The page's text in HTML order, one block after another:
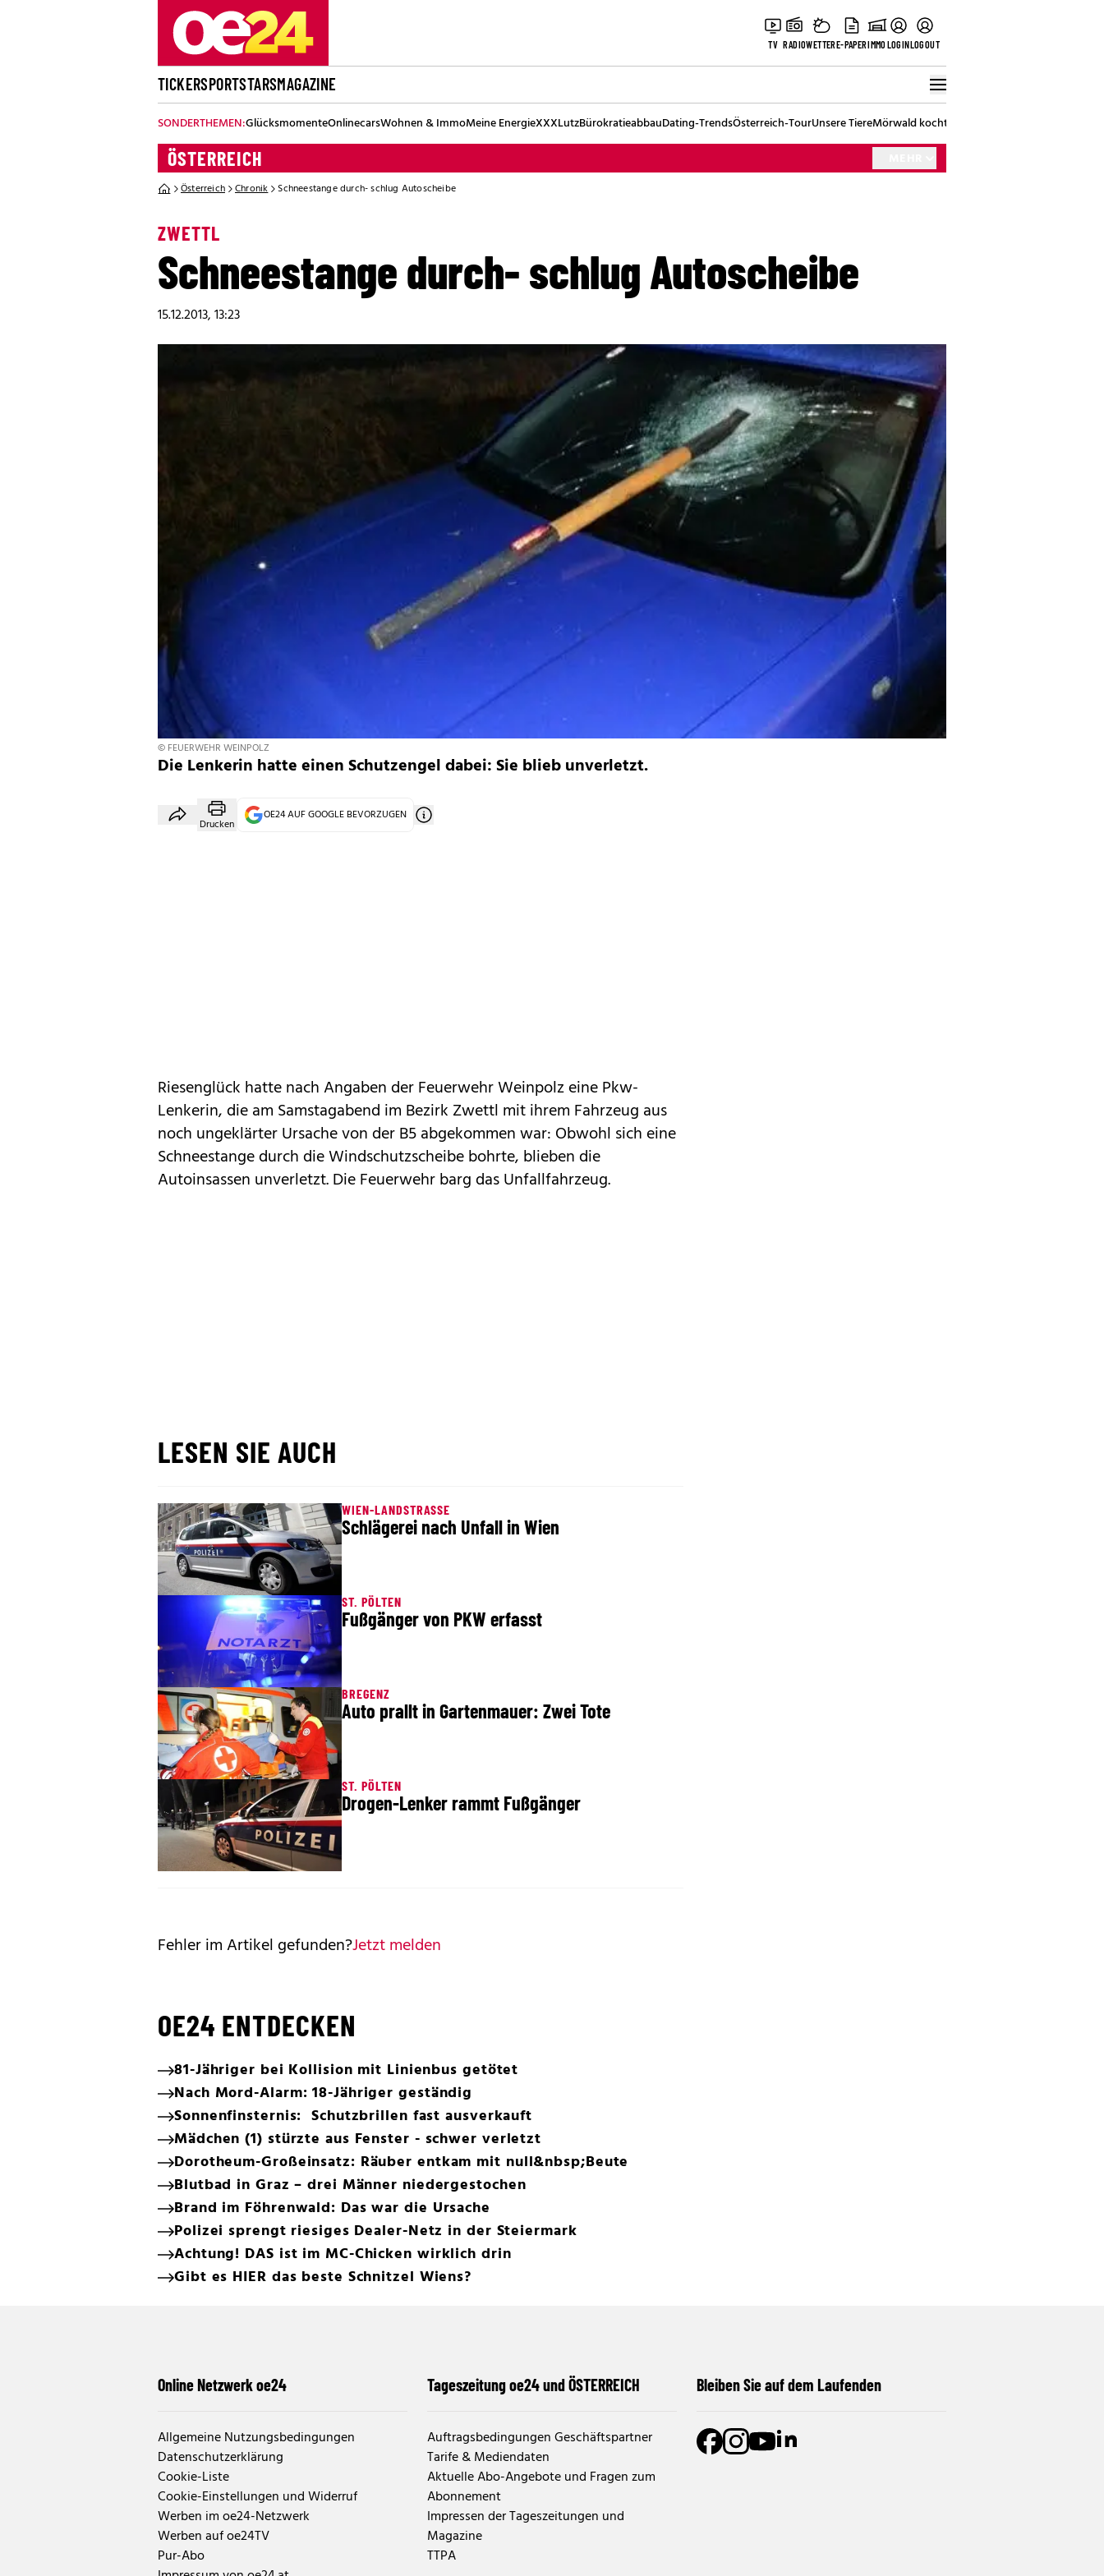
TV RADIOWETTERE-PAPERIMMOLOGINLOGOUT
TICKERSPORTSTARSMAGAZINE
SONDERTHEMEN:GlücksmomenteOnlinecarsWohnen & ImmoMeine EnergieXXXLutzBürokratieabbauDating-TrendsÖsterreich-TourUnsere TiereMörwald kocht
ÖSTERREICH
Österreich Chronik Schneestange durch- schlug Autoscheibe
ZWETTL
Schneestange durch- schlug Autoscheibe
15.12.2013, 13:23
© FEUERWEHR WEINPOLZ
Die Lenkerin hatte einen Schutzengel dabei: Sie blieb unverletzt.
Drucken
OE24 AUF GOOGLE BEVORZUGEN
Riesenglück hatte nach Angaben der Feuerwehr Weinpolz eine Pkw-
Lenkerin, die am Samstagabend im Bezirk Zwettl mit ihrem Fahrzeug aus
noch ungeklärter Ursache von der B5 abgekommen war: Obwohl sich eine
Schneestange durch die Windschutzscheibe bohrte, blieben die
Autoinsassen unverletzt. Die Feuerwehr barg das Unfallfahrzeug.
LESEN SIE AUCH
WIEN-LANDSTRASSE
Schlägerei nach Unfall in Wien
ST. PÖLTEN
Fußgänger von PKW erfasst
BREGENZ
Auto prallt in Gartenmauer: Zwei Tote
ST. PÖLTEN
Drogen-Lenker rammt Fußgänger
Fehler im Artikel gefunden?Jetzt melden
OE24 ENTDECKEN
81-Jähriger bei Kollision mit Linienbus getötet
Nach Mord-Alarm: 18-Jähriger geständig
Sonnenfinsternis: Schutzbrillen fast ausverkauft
Mädchen (1) stürzte aus Fenster - schwer verletzt
Dorotheum-Großeinsatz: Räuber entkam mit null&nbsp;Beute
Blutbad in Graz – drei Männer niedergestochen
Brand im Föhrenwald: Das war die Ursache
Polizei sprengt riesiges Dealer-Netz in der Steiermark
Achtung! DAS ist im MC-Chicken wirklich drin
Gibt es HIER das beste Schnitzel Wiens?
Online Netzwerk oe24
Allgemeine Nutzungsbedingungen
Datenschutzerklärung
Cookie-Liste
Cookie-Einstellungen und Widerruf
Werben im oe24-Netzwerk
Werben auf oe24TV
Pur-Abo
Tageszeitung oe24 und ÖSTERREICH
Auftragsbedingungen Geschäftspartner
Tarife & Mediendaten
Aktuelle Abo-Angebote und Fragen zum
Abonnement
Impressen der Tageszeitungen und
Magazine
TTPA
Bleiben Sie auf dem Laufenden